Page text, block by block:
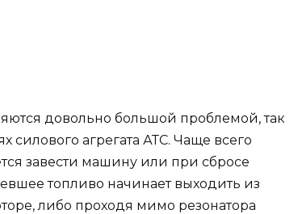
довольно большой проблемой, так
силового агрегата АТС. Чаще всего
завести машину или при сбросе
топливо начинает выходить из
либо проходя мимо резонатора